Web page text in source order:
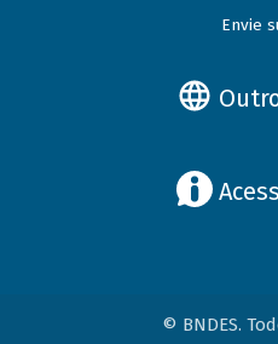
Envie
© BNDES.